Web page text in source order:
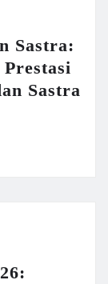
Sastra:
Sastra